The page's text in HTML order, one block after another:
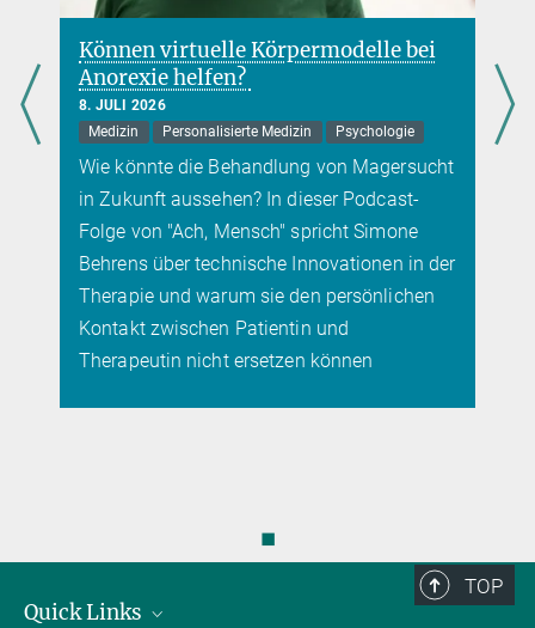
+49 3641 57-1200
oconnor@...
Abteilung Naturstoffbiosynthese
virtuelle Körpermodelle bei
helfen?
Personalisierte Medizin
Psychologie
die Behandlung von Magersucht
aussehen? In dieser Podcast-
"Ach, Mensch" spricht Simone
technische Innovationen in der
warum sie den persönlichen
Patientin und
nicht ersetzen können
Hemmung
verhindert
7. JULI 2026
Gehirn
Medizin
Die Auswirkungen
sich eines Tages
◼
TOP
Quick Links